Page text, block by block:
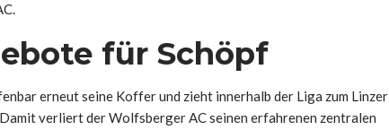
für Schöpf
erneut seine Koffer und zieht innerhalb der Liga zum Linzer
verliert der Wolfsberger AC seinen erfahrenen zentralen